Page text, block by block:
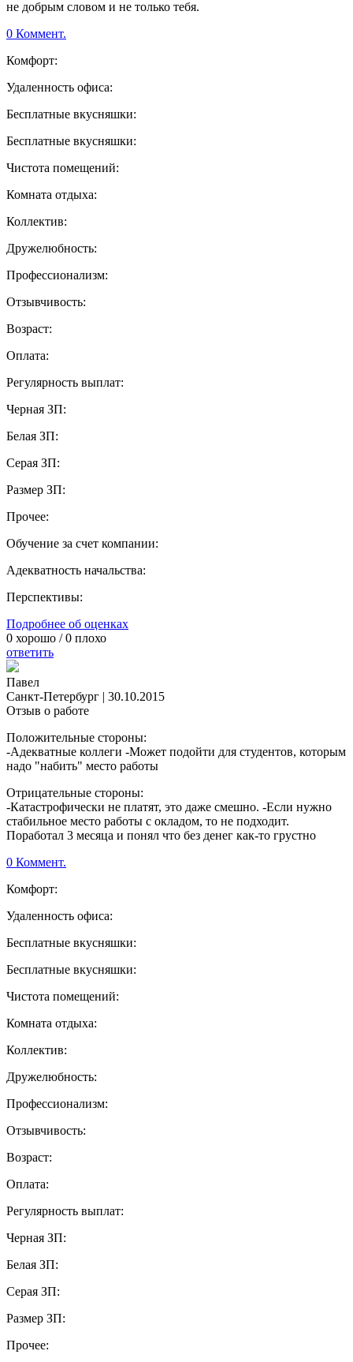
не добрым словом и не только тебя.
0 Коммент.
Комфорт:
Удаленность офиса:
Бесплатные вкусняшки:
Бесплатные вкусняшки:
Чистота помещений:
Комната отдыха:
Коллектив:
Дружелюбность:
Профессионализм:
Отзывчивость:
Возраст:
Оплата:
Регулярность выплат:
Черная ЗП:
Белая ЗП:
Серая ЗП:
Размер ЗП:
Прочее:
Обучение за счет компании:
Адекватность начальства:
Перспективы:
Подробнее об оценках
0 хорошо /0 плохо
ответить
Павел
Санкт-Петербург | 30.10.2015
Отзыв о работе
Положительные стороны:
-Адекватные коллеги -Может подойти для студентов, которым
надо "набить" место работы
Отрицательные стороны:
-Катастрофически не платят, это даже смешно. -Если нужно
стабильное место работы с окладом, то не подходит.
Поработал 3 месяца и понял что без денег как-то грустно
0 Коммент.
Комфорт:
Удаленность офиса:
Бесплатные вкусняшки:
Бесплатные вкусняшки:
Чистота помещений:
Комната отдыха:
Коллектив:
Дружелюбность:
Профессионализм:
Отзывчивость:
Возраст:
Оплата:
Регулярность выплат:
Черная ЗП:
Белая ЗП:
Серая ЗП:
Размер ЗП:
Прочее: